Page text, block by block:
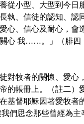
從小型、大型到今日
執、信徒的認知、認
心、信心及耐心，會
心 我……。」（腓四
對牧者的關懷、愛心
的帳冊上。（註二）
督耶穌因著愛牧者
們思念那些曾經為主